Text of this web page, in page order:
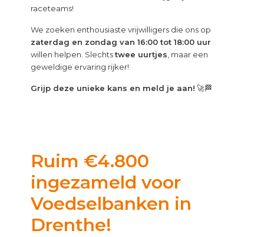
raceteams!
We zoeken enthousiaste vrijwilligers die ons op
zaterdag en zondag van 16:00 tot 18:00 uur
willen helpen. Slechtstwee uurtjes , maar een
geweldige ervaring rijker!
Grijp deze unieke kans en meld je aan! 🚀🏁
Ruim €4.800
ingezameld voor
Voedselbanken in
Drenthe!